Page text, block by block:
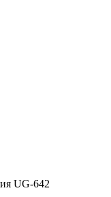
UG-642